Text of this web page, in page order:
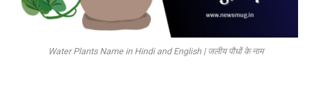
Water Plants Name in Hindi and English | जलीय पौधों के नाम